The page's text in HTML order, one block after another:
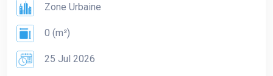
Zone Urbaine
0 (m²)
25 Jul 2026